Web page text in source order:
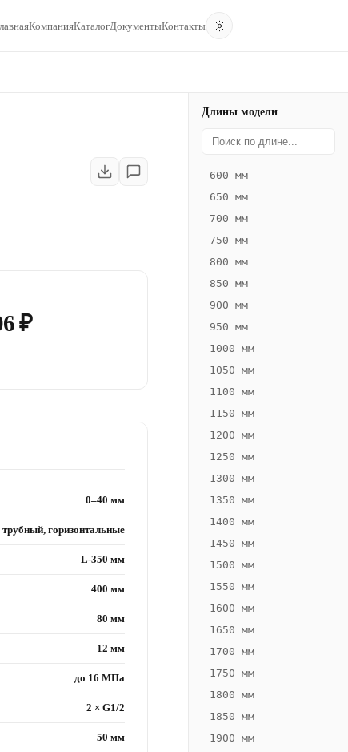
КомпанияКаталогДокументыКонтакты
₽
0–40 мм
трубный, горизонтальные
L-350 мм
400 мм
80 мм
12 мм
до 16 МПа
2 × G1/2
50 мм
Длины модели
600 мм
650 мм
700 мм
750 мм
800 мм
850 мм
900 мм
950 мм
1000 мм
1050 мм
1100 мм
1150 мм
1200 мм
1250 мм
1300 мм
1350 мм
1400 мм
1450 мм
1500 мм
1550 мм
1600 мм
1650 мм
1700 мм
1750 мм
1800 мм
1850 мм
1900 мм